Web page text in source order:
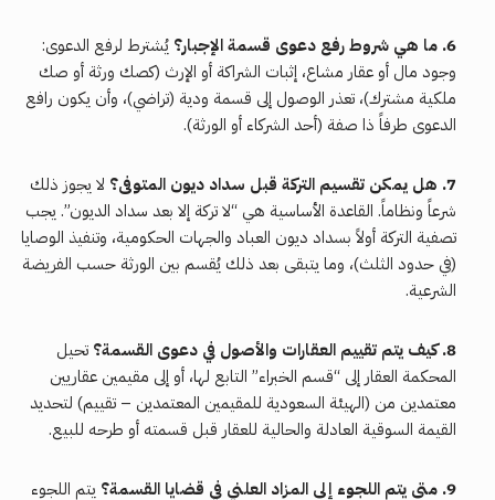
6. ما هي شروط رفع دعوى قسمة الإجبار؟
يُشترط لرفع الدعوى:
وجود مال أو عقار مشاع، إثبات الشراكة أو الإرث (كصك ورثة أو صك
ملكية مشترك)، تعذر الوصول إلى قسمة ودية (تراضي)، وأن يكون رافع
الدعوى طرفاً ذا صفة (أحد الشركاء أو الورثة).
7. هل يمكن تقسيم التركة قبل سداد ديون المتوفى؟
لا يجوز ذلك
شرعاً ونظاماً. القاعدة الأساسية هي “لا تركة إلا بعد سداد الديون”. يجب
تصفية التركة أولاً بسداد ديون العباد والجهات الحكومية، وتنفيذ الوصايا
(في حدود الثلث)، وما يتبقى بعد ذلك يُقسم بين الورثة حسب الفريضة
الشرعية.
8. كيف يتم تقييم العقارات والأصول في دعوى القسمة؟
تحيل
المحكمة العقار إلى “قسم الخبراء” التابع لها، أو إلى مقيمين عقاريين
معتمدين من (الهيئة السعودية للمقيمين المعتمدين – تقييم) لتحديد
القيمة السوقية العادلة والحالية للعقار قبل قسمته أو طرحه للبيع.
9. متى يتم اللجوء إلى المزاد العلني في قضايا القسمة؟ يتم اللجوء